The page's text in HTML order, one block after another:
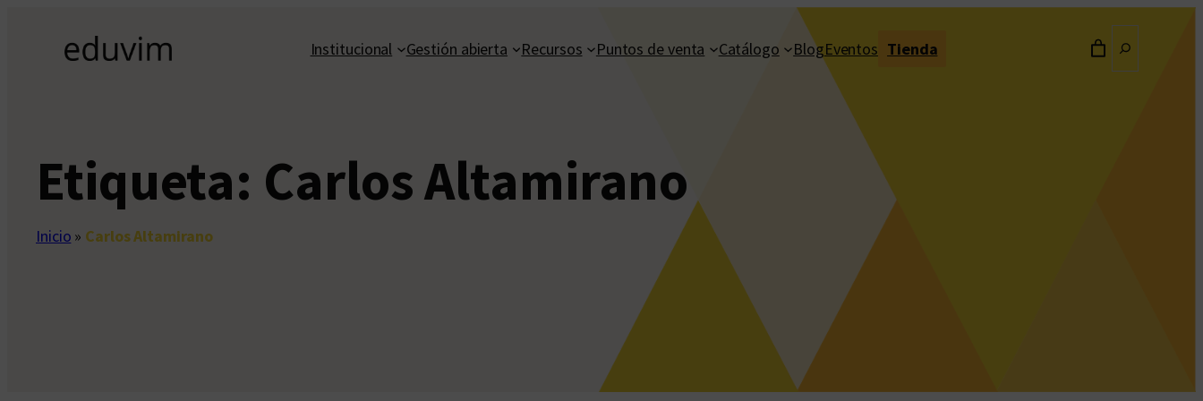
contenido
Institucional Gestión abierta Recursos Puntos de venta Catálogo BlogEventos Tienda
Etiqueta: Carlos Altamirano
Inicio » Carlos Altamirano